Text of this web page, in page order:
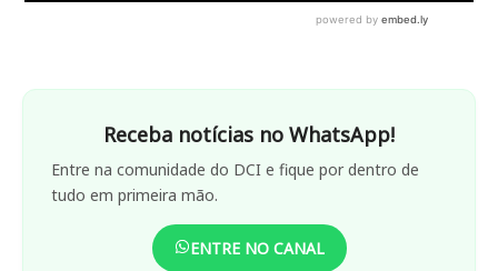
Receba notícias no WhatsApp!
Entre na comunidade do DCI e fique por dentro de
tudo em primeira mão.
ENTRE NO CANAL